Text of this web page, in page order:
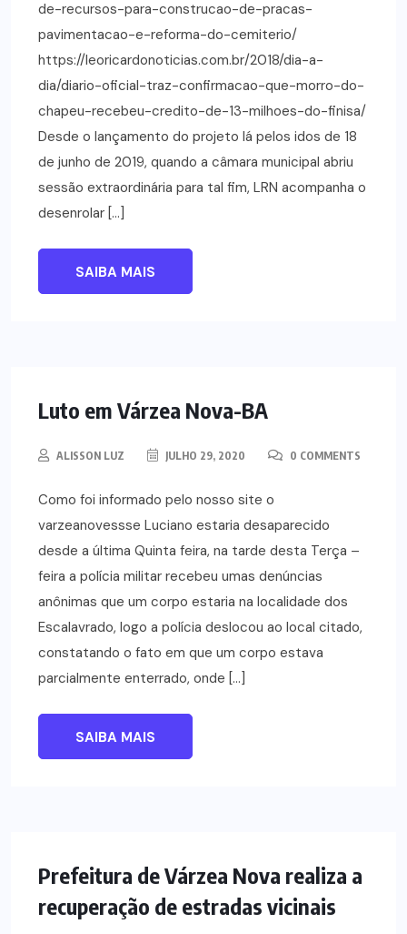
de-recursos-para-construcao-de-pracas-
pavimentacao-e-reforma-do-cemiterio/
https://leoricardonoticias.com.br/2018/dia-a-
dia/diario-oficial-traz-confirmacao-que-morro-do-
chapeu-recebeu-credito-de-13-milhoes-do-finisa/
Desde o lançamento do projeto lá pelos idos de 18
de junho de 2019, quando a câmara municipal abriu
sessão extraordinária para tal fim, LRN acompanha o
desenrolar […]
SAIBA MAIS
Luto em Várzea Nova-BA
ALISSON LUZ JULHO 29, 2020 0 COMMENTS
Como foi informado pelo nosso site o
varzeanovessse Luciano estaria desaparecido
desde a última Quinta feira, na tarde desta Terça –
feira a polícia militar recebeu umas denúncias
anônimas que um corpo estaria na localidade dos
Escalavrado, logo a polícia deslocou ao local citado,
constatando o fato em que um corpo estava
parcialmente enterrado, onde […]
SAIBA MAIS
NOTÍCIAS
Prefeitura de Várzea Nova realiza a
recuperação de estradas vicinais